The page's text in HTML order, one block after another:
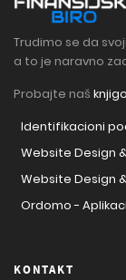
Trudimo se da
a to je naravno
Probajte naš
Identifikacioni
Website Design
Website Design
Ordomo -
KONTAKT